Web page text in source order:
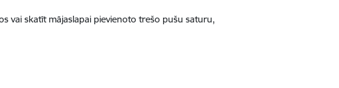
vai skatīt mājaslapai pievienoto trešo pušu saturu,